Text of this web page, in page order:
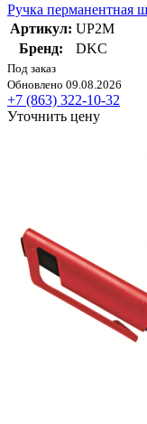
Ручка перманентная
Артикул: UP2M
Бренд:
DKC
Под заказ
Обновлено 09.08.2026
+7 (863) 322-10-32
Уточнить цену